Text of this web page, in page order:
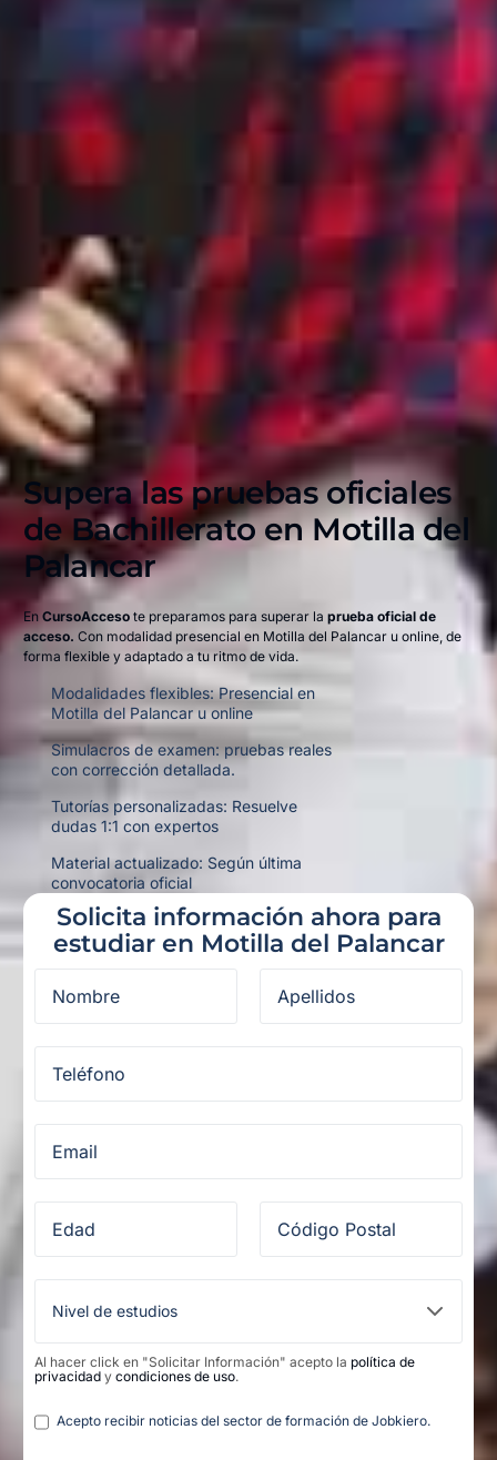
Supera las pruebas oficiales
de Bachillerato enMotilla del
Palancar
En CursoAccesote preparamos para superar la prueba oficial de
acceso. Con modalidad presencial en Motilla del Palancar u online, de
forma flexible y adaptado a tu ritmo de vida.
Modalidades flexibles: Presencial en
Motilla del Palancar u online
Simulacros de examen: pruebas reales
con corrección detallada.
Tutorías personalizadas: Resuelve
dudas 1:1 con expertos
Material actualizado: Según última
convocatoria oficial
Solicita información ahora para
estudiar en Motilla del Palancar
Al hacer click en "Solicitar Información" acepto la política de
privacidad y condiciones de uso.
Acepto recibir noticias del sector de formación de Jobkiero.